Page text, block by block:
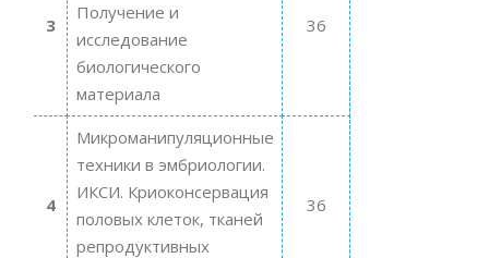
3
Получение и
исследование
биологического
материала
36
4
Микроманипуляционные
техники в эмбриологии.
ИКСИ. Криоконсервация
половых клеток, тканей
репродуктивных
36